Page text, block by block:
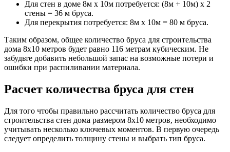
Для стен в доме 8м х 10м потребуется: (8м + 10м) х 2
стены = 36 м бруса.
Для перекрытия потребуется: 8м х 10м = 80 м бруса.
Таким образом, общее количество бруса для строительства
дома 8х10 метров будет равно 116 метрам кубическим. Не
забудьте добавить небольшой запас на возможные потери и
ошибки при распиливании материала.
Расчет количества бруса для стен
Для того чтобы правильно рассчитать количество бруса для
строительства стен дома размером 8х10 метров, необходимо
учитывать несколько ключевых моментов. В первую очередь
следует определить толщину стены и выбрать тип бруса.